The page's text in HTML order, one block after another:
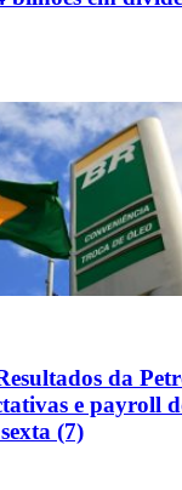
da
e payroll
(7)